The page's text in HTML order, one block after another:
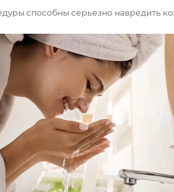
способны серьезно навредить